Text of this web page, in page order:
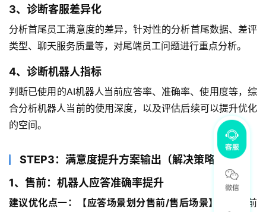
3、诊断客服差异化
分析首尾员工满意度的差异，针对性的分析首尾数据、差评
类型、聊天服务质量等，对尾端员工问题进行重点分析。
4、诊断机器人指标
判断已使用的AI机器人当前应答率、准确率、使用度等，综
合分析机器人当前的使用深度，以及评估后续可以提升优化
的空间。
STEP3：满意度提升方案输出（解决策略）
1、售前：机器人应答准确率提升
建议优化点一：【应答场景划分售前/售后场景】
通过售前